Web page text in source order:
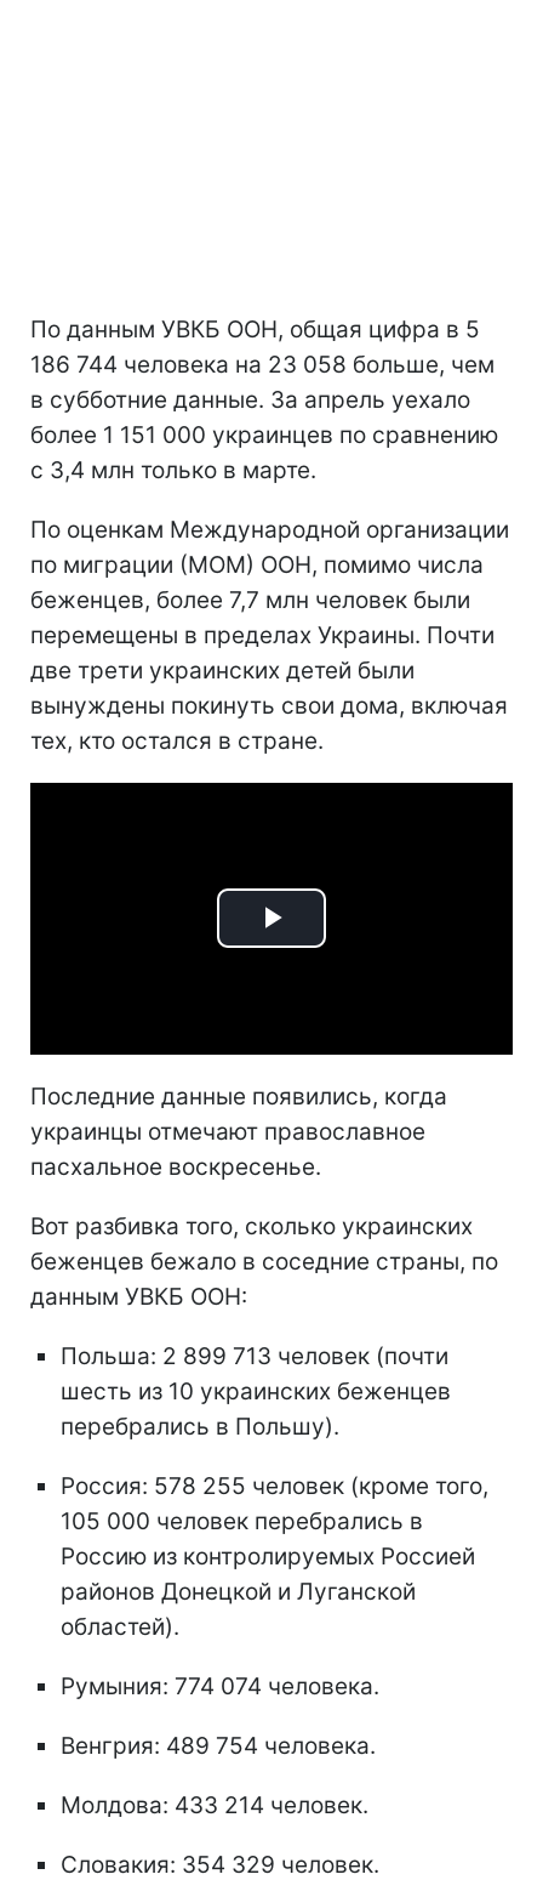
По данным УВКБ ООН, общая цифра в 5
186 744 человека на 23 058 больше, чем
в субботние данные. За апрель уехало
более 1 151 000 украинцев по сравнению
с 3,4 млн только в марте.
По оценкам Международной организации
по миграции (МОМ) ООН, помимо числа
беженцев, более 7,7 млн человек были
перемещены в пределах Украины. Почти
две трети украинских детей были
вынуждены покинуть свои дома, включая
тех, кто остался в стране.
Play
Последние данные появились, когда
украинцы отмечают православное
пасхальное воскресенье.
Вот разбивка того, сколько украинских
беженцев бежало в соседние страны, по
данным УВКБ ООН:
Польша: 2 899 713 человек (почти
шесть из 10 украинских беженцев
перебрались в Польшу).
Россия: 578 255 человек (кроме того,
105 000 человек перебрались в
Россию из контролируемых Россией
районов Донецкой и Луганской
областей).
Румыния: 774 074 человека.
Венгрия: 489 754 человека.
Молдова: 433 214 человек.
Словакия: 354 329 человек.